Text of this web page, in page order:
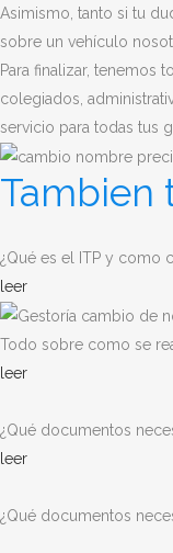
Asimismo, tanto si tu
sobre un vehículo
Para finalizar, tenemos
colegiados,
servicio para todas tus
Tambien
¿Qué es el ITP y
leer
Todo sobre como se
leer
¿Qué documentos
leer
¿Qué documentos